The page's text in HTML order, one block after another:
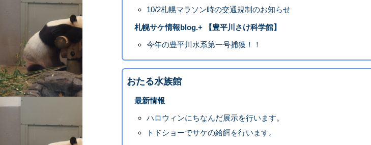
10/2札幌マラソン時の交通規制のお知らせ
札幌サケ情報blog.+ 【豊平川さけ科学館】
今年の豊平川水系第一号捕獲！！
おたる水族館
最新情報
ハロウィンにちなんだ展示を行います。
トドショーでサケの給餌を行います。